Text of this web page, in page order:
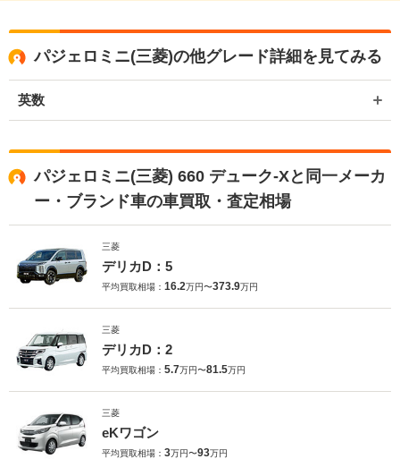
パジェロミニ(三菱)の他グレード詳細を見てみる
英数
パジェロミニ(三菱) 660 デューク-Xと同一メーカ
ー・ブランド車の車買取・査定相場
三菱
デリカD：5
平均買取相場： 16.2万円〜373.9万円
三菱
デリカD：2
平均買取相場： 5.7万円〜81.5万円
三菱
eKワゴン
平均買取相場： 3万円〜93万円